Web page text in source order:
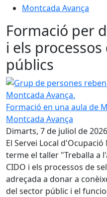
Montcada Avança
Formació per
i els
públics
Grup de persones reben
Formació en una aula de
Montcada Avança
Dimarts, 7 de juliol de 2026
El Servei Local
terme el taller "Treballa a
CIDO i els processos de
adreçada a donar a
del sector públic i el